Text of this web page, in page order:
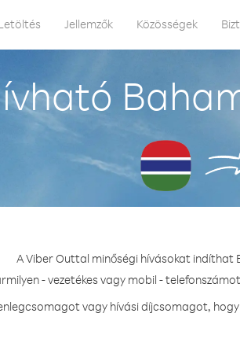
Jellemzők Közösségek
A Viber Outtal minőségi hívásokat
- vezetékes vagy mobil -
vagy hívási díjcsomagot,